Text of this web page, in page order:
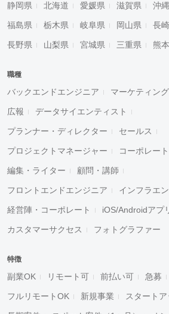
静岡県 北海道 愛媛県 滋賀県 沖
福島県 栃木県 岐阜県 岡山県 長
長野県 山梨県 宮城県 三重県 熊
職種
バックエンドエンジニア マーケティング
広報 データサイエンティスト
プランナー・ディレクター セールス
プロジェクトマネージャー コーポレー
編集・ライター 顧問・講師
フロントエンドエンジニア インフラエ
経営陣・コーポレート iOS/Androidアプ
カスタマーサクセス フォトグラファー
特徴
副業OK リモート可 前払い可 急募
フルリモートOK 新規事業 スタート